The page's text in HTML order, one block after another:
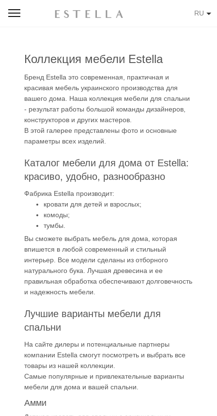
RU
Коллекция мебели Estella
Бренд Estella это современная, практичная и
красивая мебель украинского производства для
вашего дома. Наша коллекция мебели для спальни
- результат работы большой команды дизайнеров,
конструкторов и других мастеров.
В этой галерее представлены фото и основные
параметры всех изделий.
Каталог мебели для дома от Estella:
красиво, удобно, разнообразно
Фабрика Estella производит:
кровати для детей и взрослых;
комоды;
тумбы.
Вы сможете выбрать мебель для дома, которая
впишется в любой современный и стильный
интерьер. Все модели сделаны из отборного
натурального бука. Лучшая древесина и ее
правильная обработка обеспечивают долговечность
и надежность мебели.
Лучшие варианты мебели для
спальни
На сайте дилеры и потенциальные партнеры
компании Estella смогут посмотреть и выбрать все
товары из нашей коллекции.
Самые популярные и привлекательные варианты
мебели для дома и вашей спальни.
Амми